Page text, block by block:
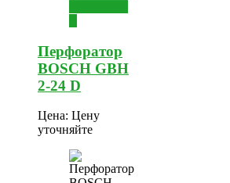
Перфоратор
BOSCH GBH
2-24 D
Цена: Цену
уточняйте